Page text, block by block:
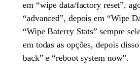
em “wipe data/factory reset”,
“advanced”, depois em “Wipe
“Wipe Baterry Stats” sempre
em todas as opções, depois
back” e “reboot system now”.